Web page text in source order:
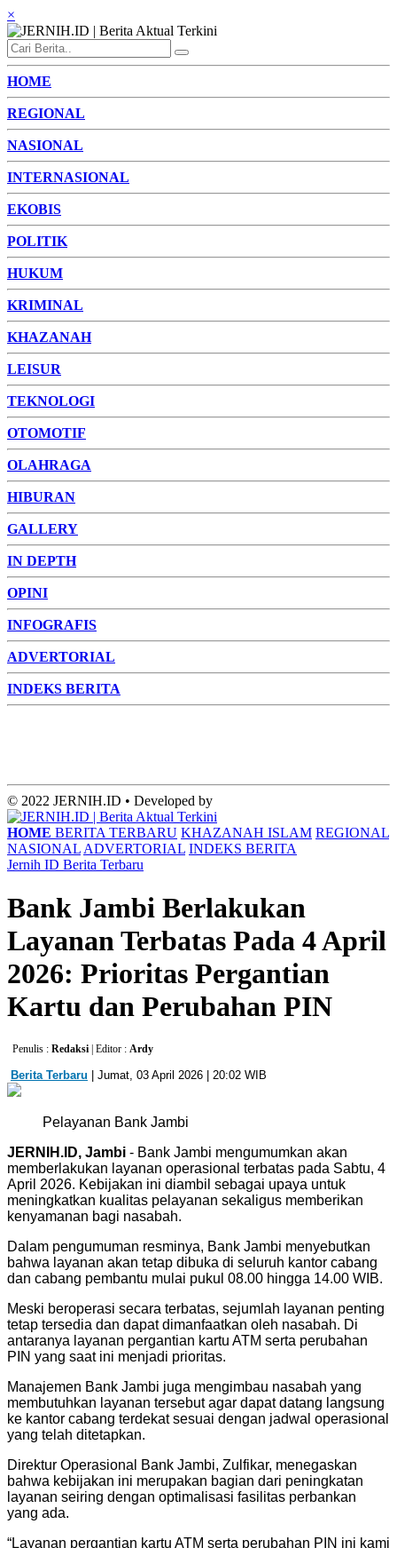
×
HOME
REGIONAL
NASIONAL
INTERNASIONAL
EKOBIS
POLITIK
HUKUM
KRIMINAL
KHAZANAH
LEISUR
TEKNOLOGI
OTOMOTIF
OLAHRAGA
HIBURAN
GALLERY
IN DEPTH
OPINI
INFOGRAFIS
ADVERTORIAL
INDEKS BERITA
© 2022 JERNIH.ID • Developed by
HOME BERITA TERBARU KHAZANAH ISLAM REGIONAL
NASIONAL ADVERTORIAL INDEKS BERITA
Jernih ID Berita Terbaru
Bank Jambi Berlakukan
Layanan Terbatas Pada 4 April
2026: Prioritas Pergantian
Kartu dan Perubahan PIN
Penulis : Redaksi | Editor : Ardy
Berita Terbaru | Jumat, 03 April 2026 | 20:02 WIB
Pelayanan Bank Jambi
JERNIH.ID, Jambi - Bank Jambi mengumumkan akan
memberlakukan layanan operasional terbatas pada Sabtu, 4
April 2026. Kebijakan ini diambil sebagai upaya untuk
meningkatkan kualitas pelayanan sekaligus memberikan
kenyamanan bagi nasabah.
Dalam pengumuman resminya, Bank Jambi menyebutkan
bahwa layanan akan tetap dibuka di seluruh kantor cabang
dan cabang pembantu mulai pukul 08.00 hingga 14.00 WIB.
Meski beroperasi secara terbatas, sejumlah layanan penting
tetap tersedia dan dapat dimanfaatkan oleh nasabah. Di
antaranya layanan pergantian kartu ATM serta perubahan
PIN yang saat ini menjadi prioritas.
Manajemen Bank Jambi juga mengimbau nasabah yang
membutuhkan layanan tersebut agar dapat datang langsung
ke kantor cabang terdekat sesuai dengan jadwal operasional
yang telah ditetapkan.
Direktur Operasional Bank Jambi, Zulfikar, menegaskan
bahwa kebijakan ini merupakan bagian dari peningkatan
layanan seiring dengan optimalisasi fasilitas perbankan
yang ada.
“Layanan pergantian kartu ATM serta perubahan PIN ini kami